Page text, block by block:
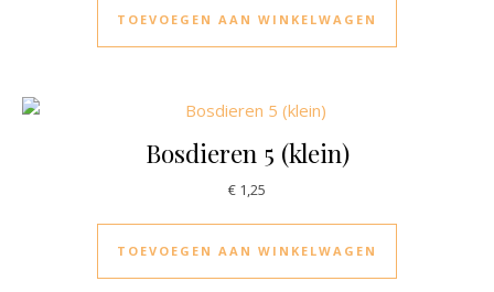
TOEVOEGEN AAN WINKELWAGEN
Bosdieren 5 (klein)
€ 1,25
TOEVOEGEN AAN WINKELWAGEN